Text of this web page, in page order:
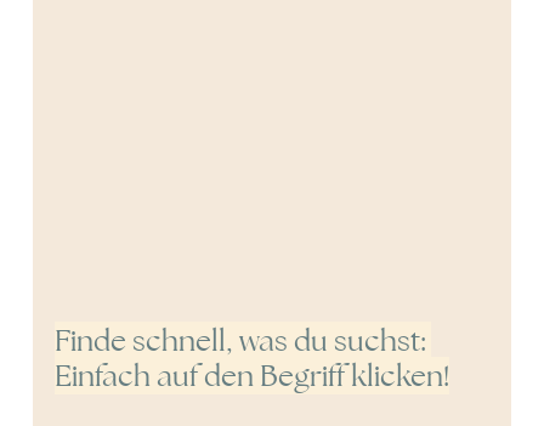
Finde schnell, was du suchst:
Einfach auf den Begriff klicken!